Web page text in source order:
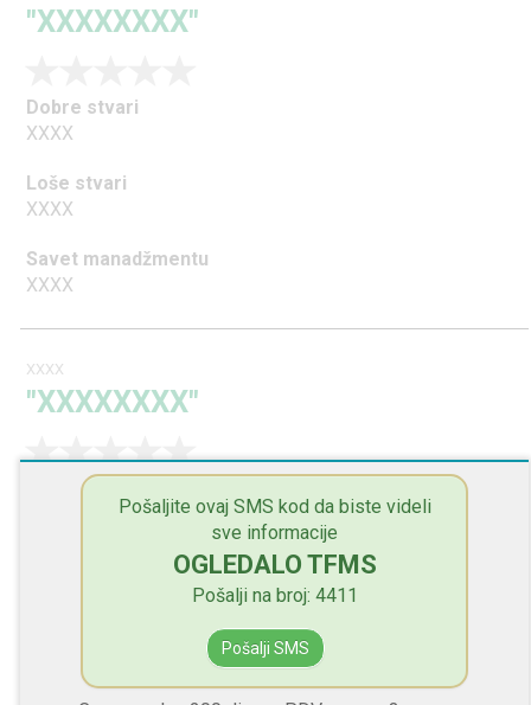
"XXXXXXXX"
Dobre stvari
XXXX
Loše stvari
XXXX
Savet manadžmentu
XXXX
Pošaljite ovaj SMS kod da biste videli
sve informacije
OGLEDALO TFMS
Pošalji na broj: 4411
Pošalji SMS
XXXX
"XXXXXXXX"
Dobre stvari
Savet manadžmentu